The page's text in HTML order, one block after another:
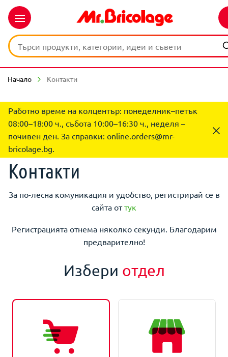
Начало Контакти
Работно време на колцентър: понеделник–петък
08:00–18:00 ч., събота 10:00–16:30 ч., неделя –
почивен ден. За справки: online.orders@mr-
bricolage.bg.
Контакти
За по-лесна комуникация и удобство, регистрирай се в
сайта оттук
Регистрацията отнема няколко секунди. Благодарим
предварително!
Избери отдел